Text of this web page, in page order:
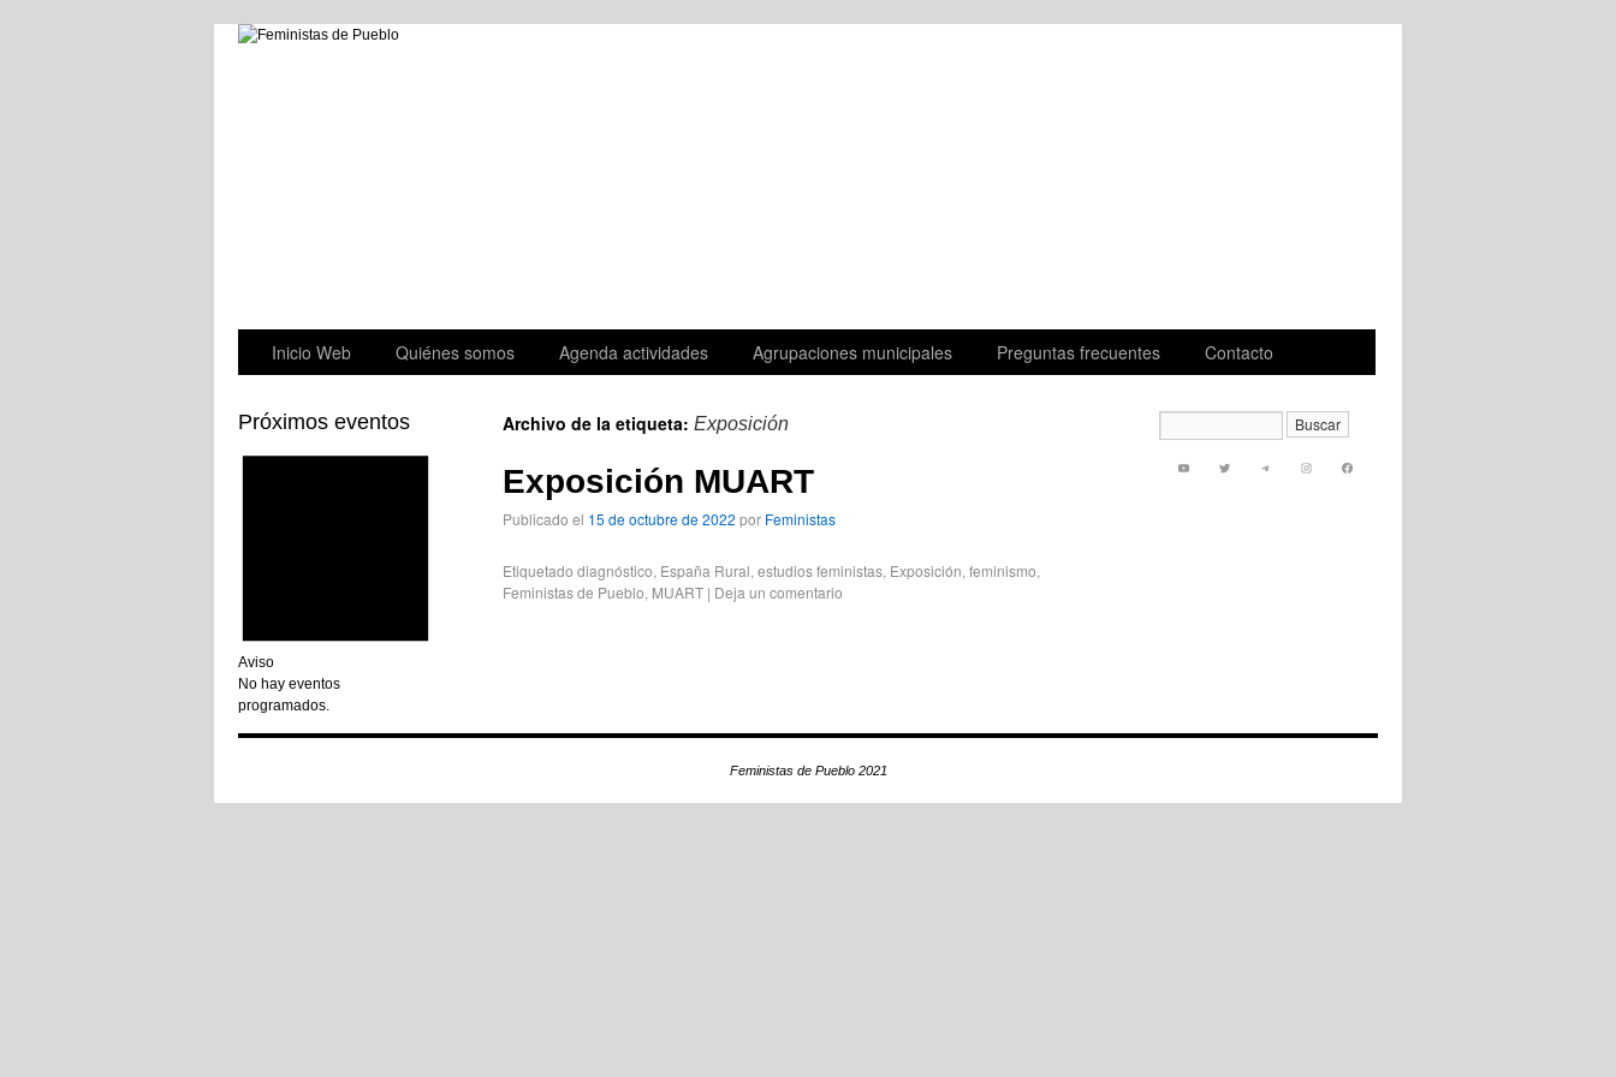
Inicio Web Quiénes somos Agenda actividades Agrupaciones municipales Preguntas frecuentes Contacto
Próximos eventos
Aviso
No hay eventos
programados.
Archivo de la etiqueta: Exposición
Exposición MUART
Publicado el 15 de octubre de 2022 por Feministas
Etiquetado diagnóstico, España Rural, estudios feministas, Exposición, feminismo,
Feministas de Pueblo, MUART | Deja un comentario
Feministas de Pueblo 2021